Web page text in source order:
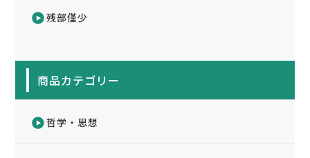
残部僅少
商品カテゴリー
哲学・思想